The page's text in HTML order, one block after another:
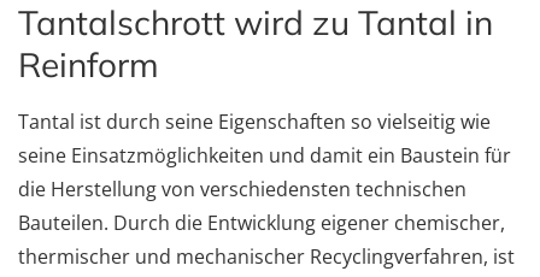
Tantalschrott wird zu Tantal in
Reinform
Tantal ist durch seine Eigenschaften so vielseitig wie
seine Einsatzmöglichkeiten und damit ein Baustein für
die Herstellung von verschiedensten technischen
Bauteilen. Durch die Entwicklung eigener chemischer,
thermischer und mechanischer Recyclingverfahren, ist